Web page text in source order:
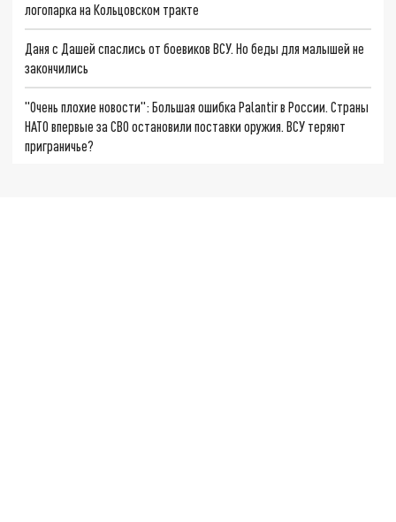
логопарка на Кольцовском тракте
Даня с Дашей спаслись от боевиков ВСУ. Но беды для малышей не
закончились
"Очень плохие новости": Большая ошибка Palantir в России. Страны
НАТО впервые за СВО остановили поставки оружия. ВСУ теряют
приграничье?